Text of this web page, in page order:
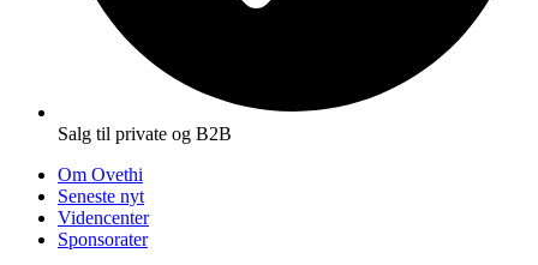
Salg til private og B2B
Om Ovethi
Seneste nyt
Videncenter
Sponsorater